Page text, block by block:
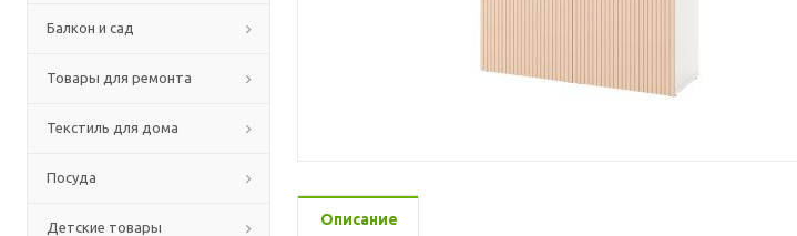
Балкон и сад
Товары для ремонта
Текстиль для дома
Посуда
Детские товары Описание